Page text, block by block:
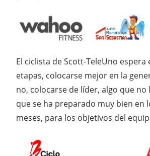
El ciclista de Scott-TeleUno espera
etapas, colocarse mejor en la
no, colocarse de líder, algo que no
que se ha preparado muy bien en
meses, para los objetivos del